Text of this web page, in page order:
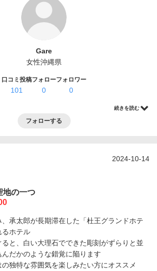
Gare
女性沖縄県
口コミ投稿
101
フォロー
0
フォロワー
0
続きを読む
フォローする
2024-10-14
地の一つ
承太郎が長期滞在した「杜王グランドホテ
るホテル
と、白い大理石でできた彫刻がずらりと並
だかのような錯覚に陥ります
独特な雰囲気を楽しみたい方にオススメ